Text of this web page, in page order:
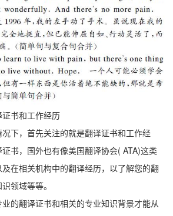
书和工作经历
下，首先关注的就是翻译证书和工作经
书，国外也有像美国翻译协会( ATA)这类
在相关机构中的翻译经历，以了解您的翻
领域等等。
的翻译证书和相关的专业知识背景才能从